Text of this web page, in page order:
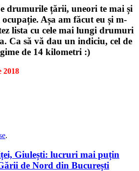
drumurile țării, uneori te mai și
Așa am făcut eu și m-
lista cu cele mai lungi drumuri
Ca să vă dau un indiciu, cel de
de 14 kilometri :)
2018
.
Giulești: lucruri mai puțin
de Nord din București